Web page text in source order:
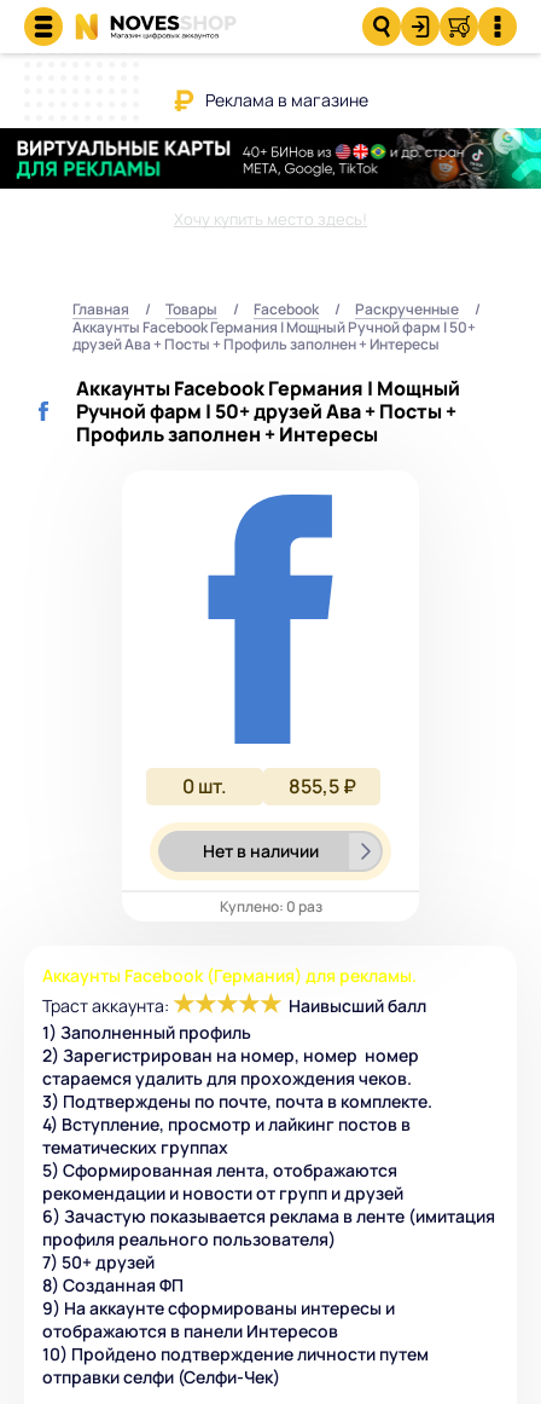
Реклама в магазине
Хочу купить место здесь!
Главная Товары Facebook
Раскрученные
Аккаунты Facebook Германия | Мощный Ручной фарм | 50+
друзей Ава + Посты + Профиль заполнен + Интересы
Аккаунты Facebook Германия | Мощный
Ручной фарм | 50+ друзей Ава + Посты +
Профиль заполнен + Интересы
0шт. 855,5 ₽
Нет в наличии
Куплено: 0 раз
Аккаунты Facebook (Германия) для рекламы.
Траст аккаунта: ★★★★★ Наивысший балл
1) Заполненный профиль
2) Зарегистрирован на номер, номер номер
стараемся удалить для прохождения чеков.
3) Подтверждены по почте, почта в комплекте.
4) Вступление, просмотр и лайкинг постов в
тематических группах
5) Сформированная лента, отображаются
рекомендации и новости от групп и друзей
6) Зачастую показывается реклама в ленте (имитация
профиля реального пользователя)
7) 50+ друзей
8) Созданная ФП
9) На аккаунте сформированы интересы и
отображаются в панели Интересов
10) Пройдено подтверждение личности путем
отправки селфи (Селфи-Чек)